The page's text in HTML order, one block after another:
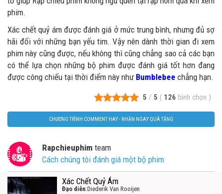
phim.
Xác chết quỷ ám được đánh giá ở mức trung bình, nhưng đủ sợ
hãi đối với những bạn yếu tim. Vậy nên dành thời gian đi xem
phim này cũng được, nếu không thì cũng chẳng sao cả các bạn
có thể lựa chọn những bộ phim được đánh giá tốt hơn đang
được công chiếu tại thời điểm này như Bumblebee chẳng hạn.
5 / 5 ( 126 bình chọn )
CHƯƠNG TRÌNH COMMENT HAY - NHẬN NGAY QUÀ TẶNG
Rapchieuphim team
Cách chúng tôi đánh giá một bộ phim
Xác Chết Quỷ Ám
Đạo diễn:Diederik Van Rooijen